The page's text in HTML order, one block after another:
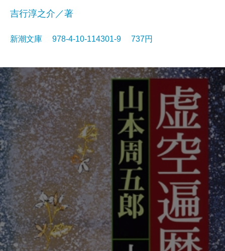
吉行淳之介／著
新潮文庫 978-4-10-114301-9 737円